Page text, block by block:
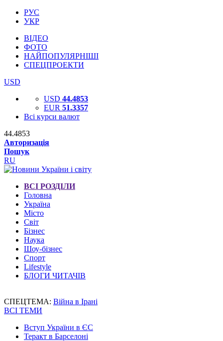
РУС
УКР
ВІДЕО
ФОТО
НАЙПОПУЛЯРНІШІ
СПЕЦПРОЕКТИ
USD
USD 44.4853
EUR 51.3357
Всі курси валют
44.4853
Авторизація
Пошук
RU
ВСІ РОЗДІЛИ
Головна
Україна
Місто
Світ
Бізнес
Наука
Шоу-бізнес
Спорт
Lifestyle
БЛОГИ ЧИТАЧІВ
СПЕЦТЕМА: Війна в Ірані
ВСІ ТЕМИ
Вступ України в ЄС
Теракт в Барселоні